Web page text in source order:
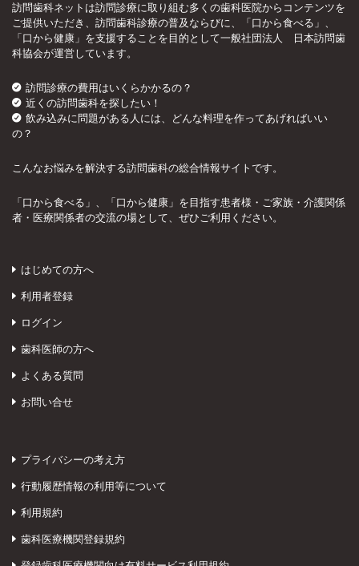
訪問歯科ネットは訪問診療に取り組む多くの歯科医院からコンテンツを
ご提供いただき、訪問歯科診療の普及ならびに、「口から食べる」、
「口から健康」を支援することを目的として一般社団法人 日本訪問歯
科協会が運営しています。
訪問診療の費用はいくらかかるの？
近くの訪問歯科を探したい！
飲み込みに問題がある人には、どんな料理を作ってあげればいい
の？
こんなお悩みを解決する訪問歯科の総合情報サイトです。
「口から食べる」、「口から健康」を目指す患者様・ご家族・介護関係
者・医療関係者の交流の場として、ぜひご利用ください。
はじめての方へ
利用者登録
ログイン
歯科医師の方へ
よくある質問
お問い合せ
プライバシーの考え方
行動履歴情報の利用等について
利用規約
歯科医療機関登録規約